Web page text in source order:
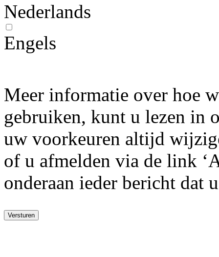
Nederlands
Engels
Meer informatie over hoe
gebruiken, kunt u lezen in
uw voorkeuren altijd
of u afmelden via de link
onderaan ieder bericht dat
Versturen